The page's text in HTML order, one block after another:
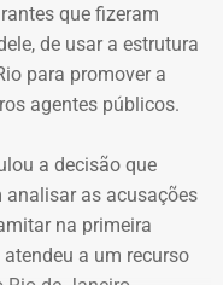
que fizeram
de usar a estrutura
para promover a
agentes públicos.
a decisão que
analisar as acusações
na primeira
a um recurso